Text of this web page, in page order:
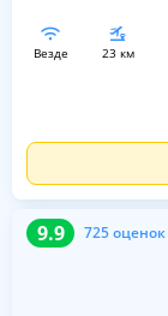
везде 23 км
9.9 725 оценок
9.9 725 оценок